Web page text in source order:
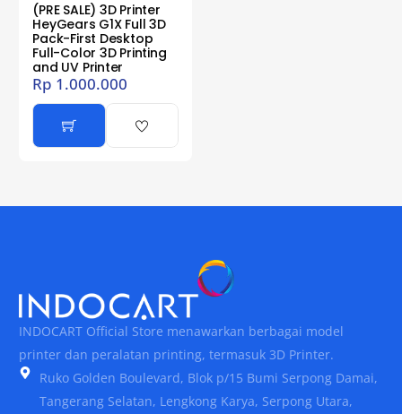
(PRE SALE) 3D Printer
HeyGears G1X Full 3D
Pack-First Desktop
Full-Color 3D Printing
and UV Printer
Rp 1.000.000
INDOCART Official Store menawarkan berbagai model
printer dan peralatan printing, termasuk 3D Printer.
Ruko Golden Boulevard, Blok p/15 Bumi Serpong Damai,
Tangerang Selatan, Lengkong Karya, Serpong Utara,